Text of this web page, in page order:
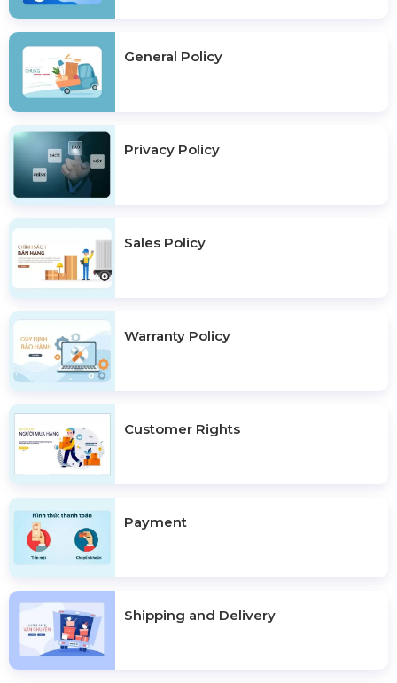
General Policy
Privacy Policy
Sales Policy
Warranty Policy
Customer Rights
Payment
Shipping and Delivery